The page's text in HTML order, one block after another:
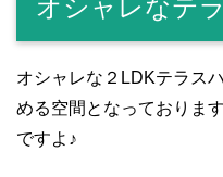
e
b
o
o
k
er
オシャレなテ
オシャレな２LDKテラス
める空間となっておりま
ですよ♪